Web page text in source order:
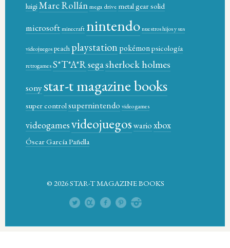
luigiMarc Rollánmega drive metal gear solid
microsoftminecraft nintendonuestros hijos y sus
videojuegospeach playstationpokémonpsicología
retrogamesS*T*A*Rsegasherlock holmes
sonystar-t magazine books
super control supernintendo video games
videogamesvideojuegoswarioxbox
Óscar García Pañella
© 2026 STAR-T MAGAZINE BOOKS